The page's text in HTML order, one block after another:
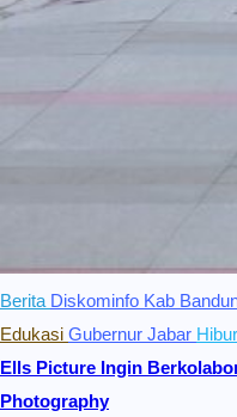
Berita Diskominfo Kab
Edukasi Gubernur Jabar
Ells Picture Ingin
Photography